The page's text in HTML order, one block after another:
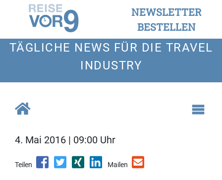
NEWSLETTER
BESTELLEN
TÄGLICHE NEWS FÜR DIE TRAVEL
INDUSTRY
4. Mai 2016 | 09:00 Uhr
Teilen Mailen